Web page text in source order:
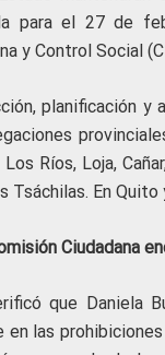
para el 27 de
y Control Social
planificación
Ríos, Loja,
Tsáchilas. En
Ciudadana
que Daniela
en las